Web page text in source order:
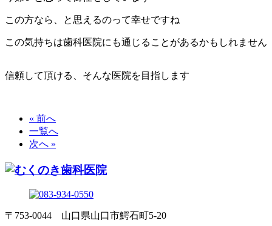
この方なら、と思えるのって幸せですね
この気持ちは歯科医院にも通じることがあるかもしれません
信頼して頂ける、そんな医院を目指します
« 前へ
一覧へ
次へ »
〒753-0044 山口県山口市鰐石町5-20